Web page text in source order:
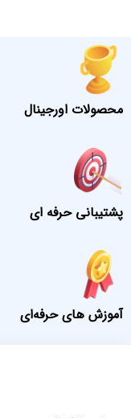
محصولات اورجینال
پشتیبانی حرفه ای
آموزش های حرفه‌ای